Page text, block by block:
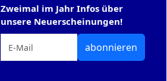
Zweimal im Jahr Infos über
unsere Neuerscheinungen!
abonnieren